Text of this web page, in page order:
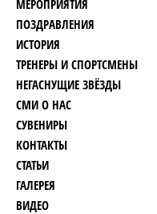
МЕРОПРИЯТИЯ
ПОЗДРАВЛЕНИЯ
ИСТОРИЯ
ТРЕНЕРЫ И СПОРТСМЕНЫ
НЕГАСНУЩИЕ ЗВЁЗДЫ
СМИ О НАС
СУВЕНИРЫ
КОНТАКТЫ
СТАТЬИ
ГАЛЕРЕЯ
ВИДЕО